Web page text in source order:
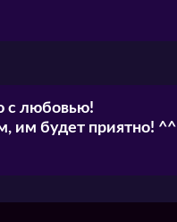
с любовью!
им будет приятно! ^^